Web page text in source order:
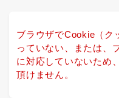
ブラウザでCookie（ク
っていない、または、
に対応していないため
頂けません。